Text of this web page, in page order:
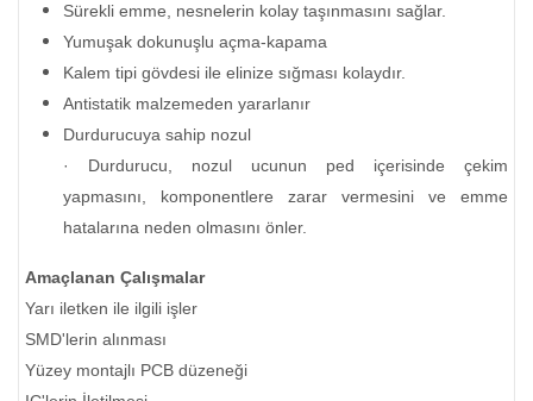
Sürekli emme, nesnelerin kolay taşınmasını sağlar.
Yumuşak dokunuşlu açma-kapama
Kalem tipi gövdesi ile elinize sığması kolaydır.
Antistatik malzemeden yararlanır
Durdurucuya sahip nozul
· Durdurucu, nozul ucunun ped içerisinde çekim
yapmasını, komponentlere zarar vermesini ve emme
hatalarına neden olmasını önler.
Amaçlanan Çalışmalar
Yarı iletken ile ilgili işler
SMD'lerin alınması
Yüzey montajlı PCB düzeneği